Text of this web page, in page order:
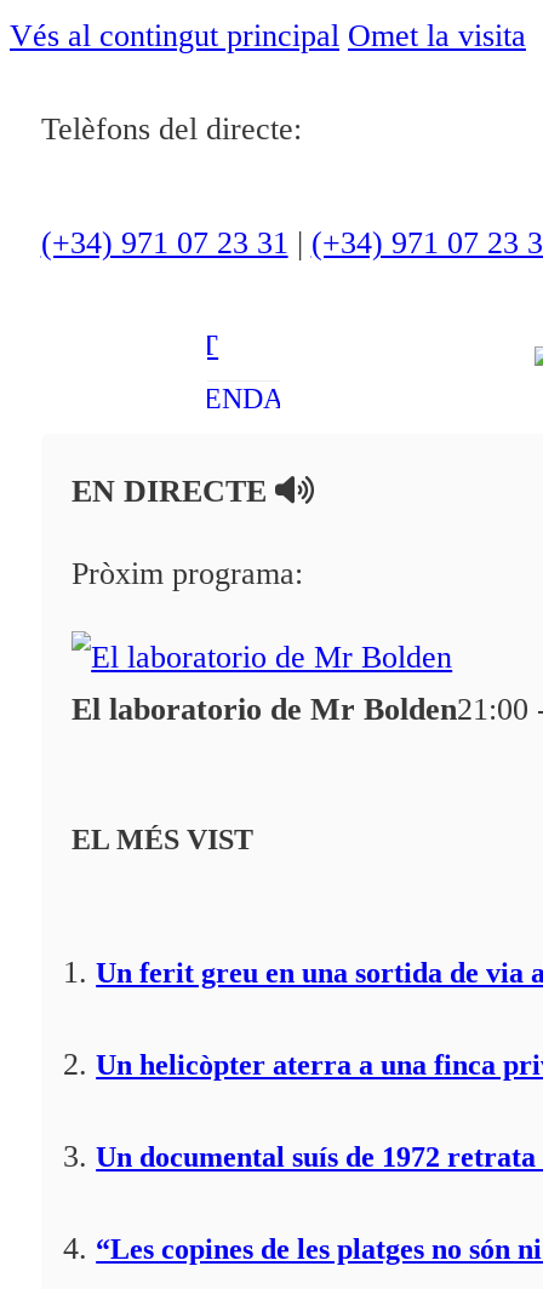
Vés al contingut principal Omet la visita
Telèfons del directe:
(+34) 971 07 23 31 | (+34) 971 07 23
ACTUALITAT
OCI
ENTREVISTES
AMBIENT
AGENDA
A la Carta
Programació
Fes-te'n soci!
EN DIRECTE
Pròxim programa:
El laboratorio de Mr Bolden21:00
EL MÉS VIST
Un ferit greu en una sortida de via
Un helicòpter aterra a una finca
Un documental suís de 1972
“Les copines de les platges no